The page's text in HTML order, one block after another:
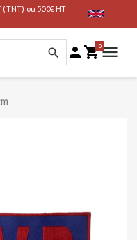
ou 500€ HT
  0